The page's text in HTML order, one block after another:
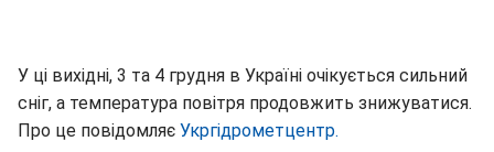
У ці вихідні, 3 та 4 грудня в Україні очікується сильний
сніг, а температура повітря продовжить знижуватися.
Про це повідомляє Укргідрометцентр.